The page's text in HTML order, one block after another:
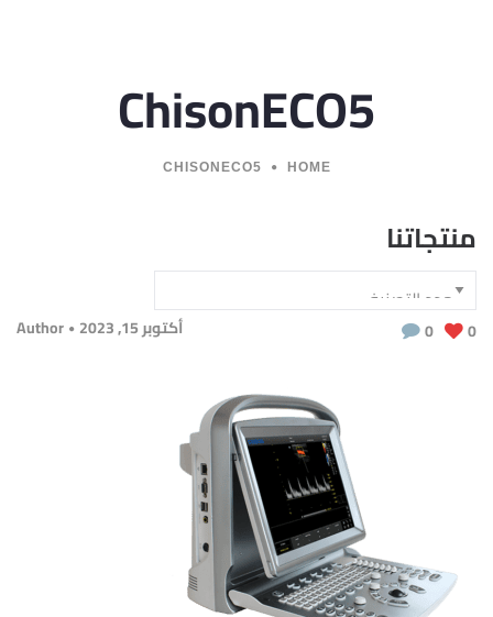
ChisonECO5
HOME
CHISONECO5
منتجاتنا
أكتوبر 15, 2023 Author 0 0